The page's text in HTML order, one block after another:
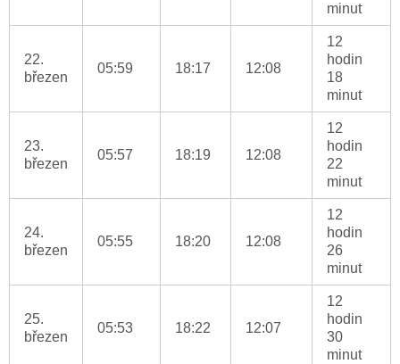
minut
22.
březen
05:59 18:17 12:08
12
hodin
18
minut
23.
březen
05:57 18:19 12:08
12
hodin
22
minut
24.
březen
05:55 18:20 12:08
12
hodin
26
minut
25.
březen
05:53 18:22 12:07
12
hodin
30
minut